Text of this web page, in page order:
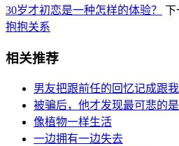
30岁才初恋是一种怎样的体验？
下
抱抱关系
相关推荐
男友把跟前任的回忆记成跟
被骗后，他才发现最可悲的
像植物一样生活
一边拥有一边失去